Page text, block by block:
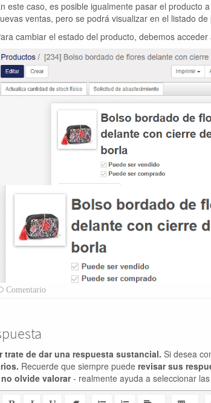
este caso, es posible igualmente pasar el producto
ventas, pero se podrá visualizar en el listado
cambiar el estado del producto, debemos
Comentario
trate de dar una respuesta sustancial. Si desea
Recuerde que siempre puede revisar sus
no olvide valorar- realmente ayuda a seleccionar